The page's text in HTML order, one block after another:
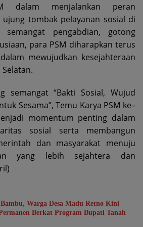
dalam menjalankan peran
ujung tombak pelayanan sosial di
semangat pengabdian, gotong
para PSM diharapkan terus
mewujudkan kesejahteraan
semangat “Bakti Sosial, Wujud
Sesama”, Temu Karya PSM ke–
momentum penting dalam
sosial serta membangun
dan masyarakat menuju
yang lebih sejahtera dan
Warga Desa Madu Retno Kini
Berkat Program Bupati Tanah